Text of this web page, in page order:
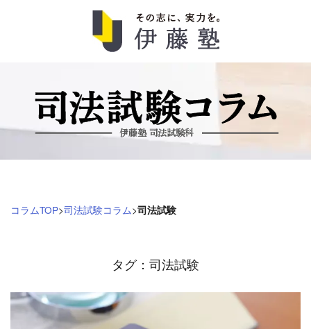
コラムTOP>司法試験コラム>司法試験
タグ：司法試験